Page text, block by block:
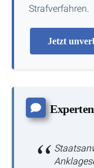
Strafverfahren.
Jetzt